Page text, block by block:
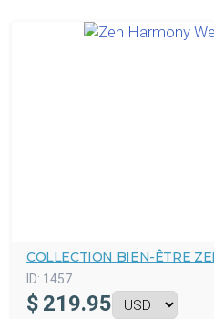
COLLECTION BIEN-ÊTRE
ID: 1457
$ 219.95